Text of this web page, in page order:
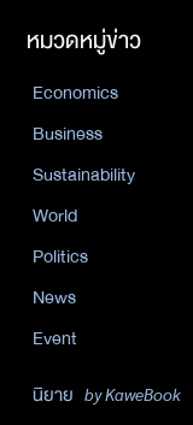
หมวดหมู่ข่าว
Economics
Business
Sustainability
World
Politics
News
Event
นิยาย by KaweBook